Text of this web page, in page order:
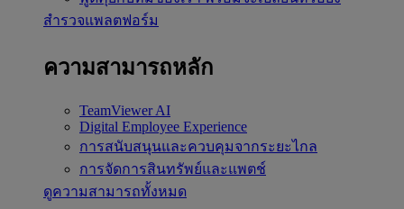
สำรวจแพลตฟอร์ม
ความสามารถหลัก
TeamViewer AI
Digital Employee Experience
การสนับสนุนและควบคุมจากระยะไกล
การจัดการสินทรัพย์และแพตช์
ดูความสามารถทั้งหมด